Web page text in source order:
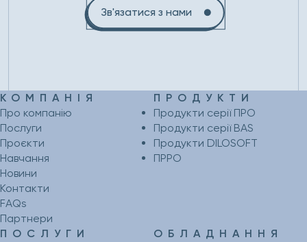
Зв'язатися з нами
КОМПАНІЯ
Про компанію
Послуги
Проєкти
Навчання
Новини
Контакти
FAQs
Партнери
ПОСЛУГИ
ОБЛАДНАННЯ
ПРОДУКТИ
Продукти серії ПРО
Продукти серії BAS
Продукти DILOSOFT
ПРРО